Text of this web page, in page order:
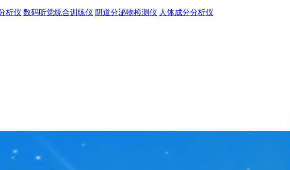
析仪 数码听觉统合训练仪 阴道分泌物检测仪 人体成分分析仪